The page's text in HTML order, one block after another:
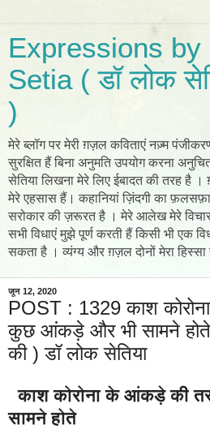
Expressions by
Setia ( डॉ लोक
)
मेरे ब्लॉग पर मेरी ग़ज़ल कविताएं नज़्म
सुरक्षित हैं बिना अनुमति उपयोग करना
सेतिया लिखना मेरे लिए ईबादत की तरह है ।
मेरे एहसास हैं। कहानियां ज़िंदगी का
सरोकार की ज़रूरत है । मेरे आलेख मेरे विचार
सभी विधाएं मुझे पूर्ण करती हैं किसी भी एक
सकता है । व्यंग्य और ग़ज़ल दोनों मेरा हिस्सा
जून 12, 2020
POST : 1329 काश
कुछ आंकड़े और भी सामने
की ) डॉ लोक सेतिया
काश कोरोना के आंकड़े की
सामने होते